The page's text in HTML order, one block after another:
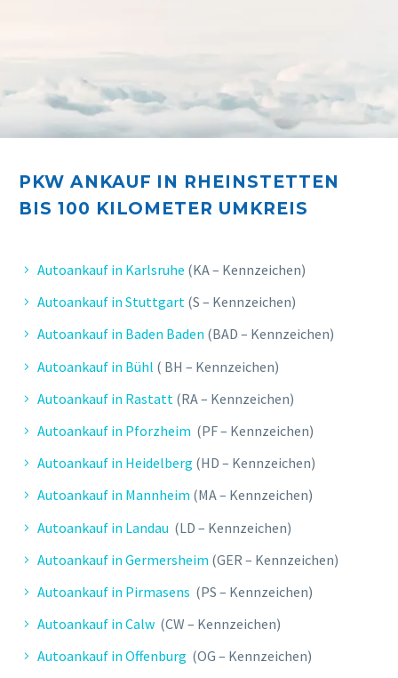
E. FELIX
schnelle und unkomplizierte
M. JENS
Abwicklung erfolgte schnell und
professionell. Der Mitarbeiter war
sehr freundlich. Kann ich nur
weiterempfehlen!
PKW ANKAUF IN RHEINSTETTEN
BIS 100 KILOMETER UMKREIS
Autoankauf in Karlsruhe (KA – Kennzeichen)
Autoankauf in Stuttgart (S – Kennzeichen)
Autoankauf in Baden Baden (BAD – Kennzeichen)
Autoankauf in Bühl ( BH – Kennzeichen)
Autoankauf in Rastatt (RA – Kennzeichen)
Autoankauf in Pforzheim (PF – Kennzeichen)
Autoankauf in Heidelberg (HD – Kennzeichen)
Autoankauf in Mannheim (MA – Kennzeichen)
Autoankauf in Landau (LD – Kennzeichen)
Autoankauf in Germersheim (GER – Kennzeichen)
Autoankauf in Pirmasens (PS – Kennzeichen)
Autoankauf in Calw (CW – Kennzeichen)
Autoankauf in Offenburg (OG – Kennzeichen)